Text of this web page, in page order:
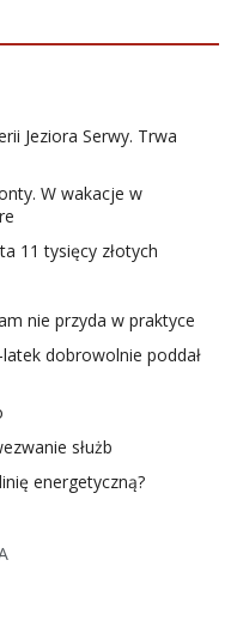
Jeziora Serwy. Trwa
W wakacje w
11 tysięcy złotych
nie przyda w praktyce
dobrowolnie poddał
służb
energetyczną?